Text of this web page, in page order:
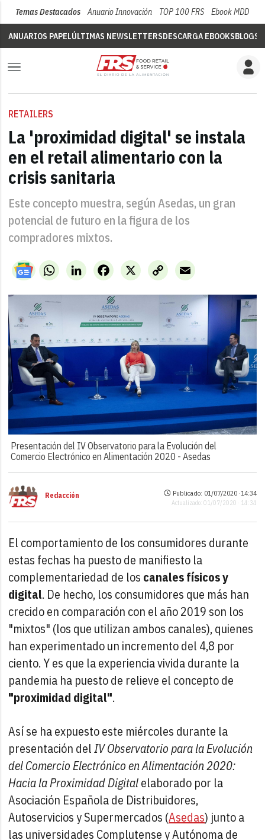
Temas Destacados Anuario Innovación TOP 100 FRS Ebook MDD
ANUARIOS PAPELÚLTIMAS NEWSLETTERSDESCARGA EBOOKSBLOGS
RETAILERS
La 'proximidad digital' se instala
en el retail alimentario con la
crisis sanitaria
Este concepto muestra, según Asedas, un gran
potencial de futuro en la figura de los
compradores mixtos.
WhatsAppLinkedIn X
Facebook
Copy
Link
Email
Presentación del IV Observatorio para la Evolución del
Comercio Electrónico en Alimentación 2020 -Asedas
Redacción Publicado: 01/07/2020 ·14:34
Actualizado: 01/07/2020 · 14:34
El comportamiento de los consumidores durante
estas fechas ha puesto de manifiesto la
complementariedad de los canales físicos y
digital. De hecho, los consumidores que más han
crecido en comparación con el año 2019 son los
"mixtos" (los que utilizan ambos canales), quienes
han experimentado un incremento del 4,8 por
ciento. Y es que la experiencia vivida durante la
pandemia ha puesto de relieve el concepto de
"proximidad digital".
Así se ha expuesto este miércoles durante la
presentación delIV Observatorio para la Evolución
del Comercio Electrónico en Alimentación 2020:
Hacia la Proximidad Digitalelaborado por la
Asociación Española de Distribuidores,
Autoservicios y Supermercados (Asedas) junto a
las universidades Complutense y Autónoma de